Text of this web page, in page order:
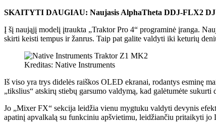
SKAITYTI DAUGIAU: Naujasis AlphaTheta DDJ-FLX2
Į šį naująjį modelį įtraukta „Traktor Pro 4“ programinė įranga.
skirti keisti tempus ir žanrus. Taip pat galite valdyti iki keturių
Kreditas: Native Instruments
Iš viso yra trys didelės raiškos OLED ekranai, rodantys esminę
„tikslius“ atskirų stiebų garsumo valdymą, kad galėtumėte
Jo „Mixer FX“ sekcija leidžia vienu mygtuku valdyti devynis
apatinį apvalkalą su funkciniu apšvietimu, leidžiančiu pritaikyti